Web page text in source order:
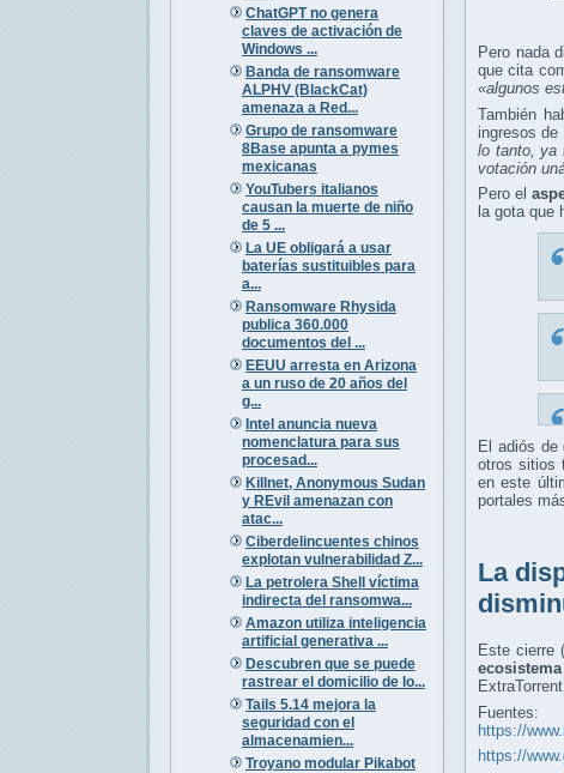
ChatGPT no genera
claves de activación de
Windows ...
Banda de ransomware
ALPHV (BlackCat)
amenaza a Red...
Grupo de ransomware
8Base apunta a pymes
mexicanas
YouTubers italianos
causan la muerte de niño
de 5 ...
La UE obligará a usar
baterías sustituibles para
a...
Ransomware Rhysida
publica 360.000
documentos del ...
EEUU arresta en Arizona
a un ruso de 20 años del
g...
Intel anuncia nueva
nomenclatura para sus
procesad...
Killnet, Anonymous Sudan
y REvil amenazan con
atac...
Ciberdelincuentes chinos
explotan vulnerabilidad Z...
La petrolera Shell víctima
indirecta del ransomwa...
Amazon utiliza inteligencia
artificial generativa ...
Descubren que se puede
rastrear el domicilio de lo...
Tails 5.14 mejora la
seguridad con el
almacenamien...
Troyano modular Pikabot
Pero nada
que cita
«algunos
También
ingresos
lo tanto, ya
votación
Pero el
la gota que
El adiós
otros sitios
en este
portales
La
Este cierre
Fuentes:
https://
https://